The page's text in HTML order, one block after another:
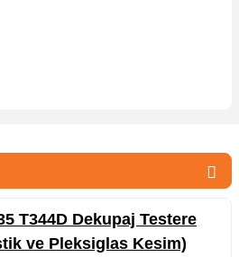
T344D Dekupaj Testere
ve Pleksiglas Kesim)